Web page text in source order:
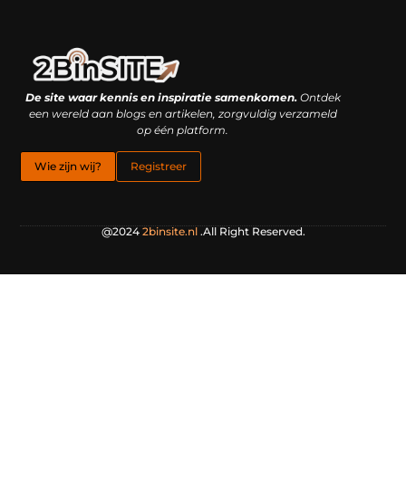
De site waar kennis en inspiratie samenkomen.Ontdek
een wereld aan blogs en artikelen, zorgvuldig verzameld
op één platform.
Wie zijn wij? Registreer
@2024 2binsite.nl.All Right Reserved.